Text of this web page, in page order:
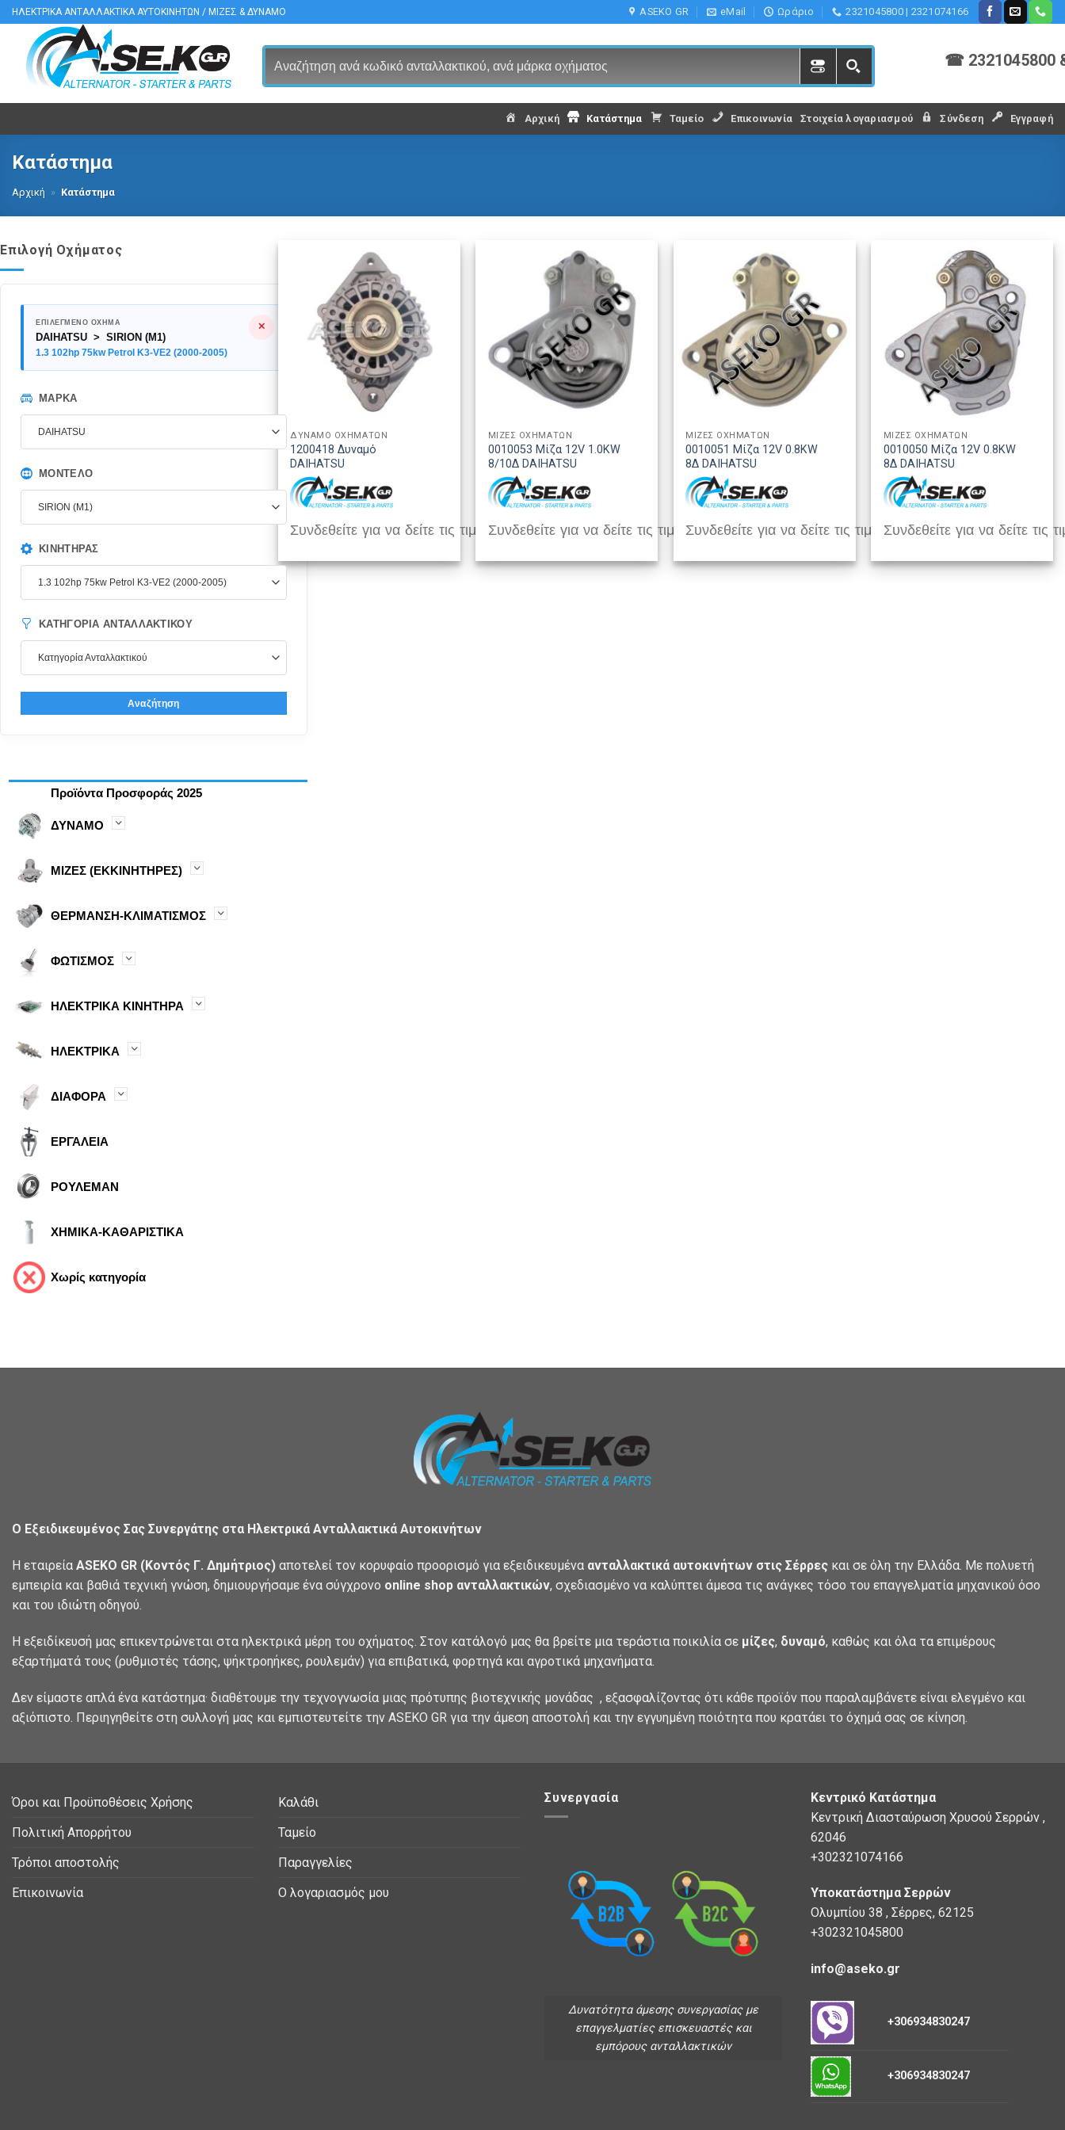
Μετάβαση
στο
περιεχόμενο
ΗΛΕΚΤΡΙΚΑ ΑΝΤΑΛΛΑΚΤΙΚΑ ΑΥΤΟΚΙΝΗΤΩΝ / ΜΙΖΕΣ & ΔΥΝΑΜΟ ASEKO GR eMail Ωράριο 2321045800 | 2321074166
☎ 2321045800
Αρχική Κατάστημα Ταμείο Επικοινωνία Στοιχεία λογαριασμού Σύνδεση Εγγραφή
Κατάστημα
Αρχική » Κατάστημα
Επιλογή Οχήματος
ΕΠΙΛΕΓΜΕΝΟ ΟΧΗΜΑ
DAIHATSU > SIRION (M1)
1.3 102hp 75kw Petrol K3-VE2 (2000-2005)
✕
ΜΆΡΚΑ
DAIHATSU
ΜΟΝΤΈΛΟ
SIRION (M1)
ΚΙΝΗΤΉΡΑΣ
1.3 102hp 75kw Petrol K3-VE2 (2000-2005)
ΚΑΤΗΓΟΡΊΑ ΑΝΤΑΛΛΑΚΤΙΚΟΎ
Κατηγορία Ανταλλακτικού
Αναζήτηση
Προϊόντα Προσφοράς 2025
ΔΥΝΑΜΟ
ΜΙΖΕΣ (ΕΚΚΙΝΗΤΗΡΕΣ)
ΘΕΡΜΑΝΣΗ-ΚΛΙΜΑΤΙΣΜΟΣ
ΦΩΤΙΣΜΟΣ
ΗΛΕΚΤΡΙΚΑ ΚΙΝΗΤΗΡΑ
ΗΛΕΚΤΡΙΚΑ
ΔΙΑΦΟΡΑ
ΕΡΓΑΛΕΙΑ
ΡΟΥΛΕΜΑΝ
ΧΗΜΙΚΑ-ΚΑΘΑΡΙΣΤΙΚΑ
Χωρίς κατηγορία
ΔΥΝΑΜΟ ΟΧΗΜΑΤΩΝ
1200418 Δυναμό
DAIHATSU
Συνδεθείτε για να δείτε τις τιμές
ΜΙΖΕΣ ΟΧΗΜΑΤΩΝ
0010053 Μίζα 12V 1.0KW
8/10Δ DAIHATSU
Συνδεθείτε για να δείτε τις τιμές
ΜΙΖΕΣ ΟΧΗΜΑΤΩΝ
0010051 Μίζα 12V 0.8KW
8Δ DAIHATSU
Συνδεθείτε για να δείτε τις τιμές
ΜΙΖΕΣ ΟΧΗΜΑΤΩΝ
0010050 Μίζα 12V 0.8KW
8Δ DAIHATSU
Συνδεθείτε για να δείτε τις
Ο Εξειδικευμένος Σας Συνεργάτης στα Ηλεκτρικά Ανταλλακτικά Αυτοκινήτων
Η εταιρεία ASEKO GR (Κοντός Γ. Δημήτριος) αποτελεί τον κορυφαίο προορισμό για εξειδικευμένα ανταλλακτικά αυτοκινήτων στις Σέρρες και σε όλη την Ελλάδα. Με πολυετή
εμπειρία και βαθιά τεχνική γνώση, δημιουργήσαμε ένα σύγχρονο online shop ανταλλακτικών, σχεδιασμένο να καλύπτει άμεσα τις ανάγκες τόσο του επαγγελματία μηχανικού όσο
και του ιδιώτη οδηγού.
Η εξειδίκευσή μας επικεντρώνεται στα ηλεκτρικά μέρη του οχήματος. Στον κατάλογό μας θα βρείτε μια τεράστια ποικιλία σε μίζες, δυναμό, καθώς και όλα τα επιμέρους
εξαρτήματά τους (ρυθμιστές τάσης, ψήκτροηήκες, ρουλεμάν) για επιβατικά, φορτηγά και αγροτικά μηχανήματα.
Δεν είμαστε απλά ένα κατάστημα· διαθέτουμε την τεχνογνωσία μιας πρότυπης βιοτεχνικής μονάδας , εξασφαλίζοντας ότι κάθε προϊόν που παραλαμβάνετε είναι ελεγμένο και
αξιόπιστο. Περιηγηθείτε στη συλλογή μας και εμπιστευτείτε την ASEKO GR για την άμεση αποστολή και την εγγυημένη ποιότητα που κρατάει το όχημά σας σε κίνηση.
Όροι και Προϋποθέσεις Χρήσης
Πολιτική Απορρήτου
Τρόποι αποστολής
Επικοινωνία
Καλάθι
Ταμείο
Παραγγελίες
Ο λογαριασμός μου
Συνεργασία
Δυνατότητα άμεσης συνεργασίας με
επαγγελματίες επισκευαστές και
εμπόρους ανταλλακτικών
Κεντρικό Κατάστημα
Κεντρική Διασταύρωση Χρυσού Σερρών ,
62046
+302321074166
Υποκατάστημα Σερρών
Ολυμπίου 38 , Σέρρες, 62125
+302321045800
info@aseko.gr
+306934830247
+306934830247